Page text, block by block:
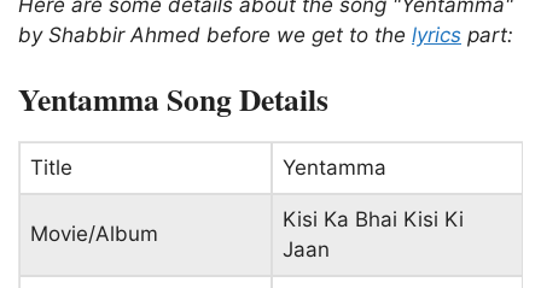
by Shabbir Ahmed before we get to the lyrics part:
Yentamma Song Details
Title Yentamma
Movie/Album
Kisi Ka Bhai Kisi Ki
Jaan